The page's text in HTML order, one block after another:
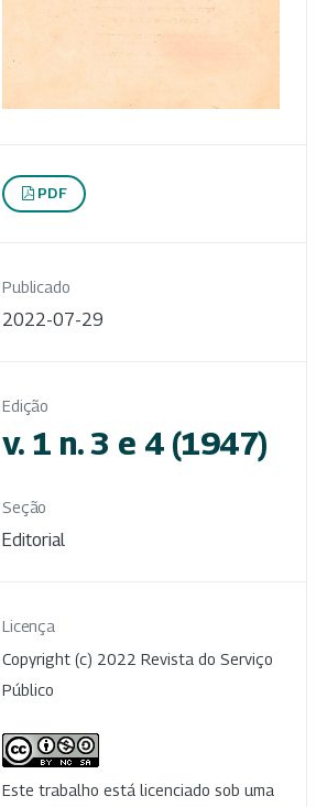
PDF
Publicado
2022-07-29
Edição
v. 1 n. 3 e 4 (1947)
Seção
Editorial
Licença
Copyright (c) 2022 Revista do Serviço
Público
Este trabalho está licenciado sob uma